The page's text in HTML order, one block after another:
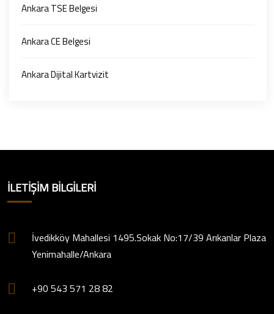
Ankara TSE Belgesi
Ankara CE Belgesi
Ankara Dijital Kartvizit
İLETIŞIM BILGILERI
İvedikköy Mahallesi 1495.Sokak No:17/39 Arıkanlar Plaza
Yenimahalle/Ankara
+90 543 571 28 82